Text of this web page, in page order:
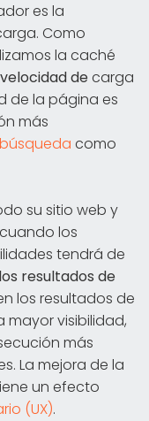
es la
Como
la caché
decarga
de la página es
más
como
su sitio web y
los
tendrá de
resultados de
los resultados de
visibilidad,
más
La mejora de la
un efecto
(UX).